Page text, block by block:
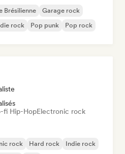
Brésilienne
Garage rock
rock Pop punk Pop rock
fi Hip-HopElectronic rock
rock Hard rock
Indie rock